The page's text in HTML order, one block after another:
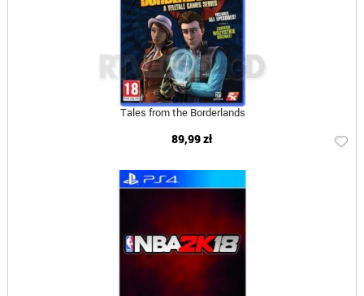
Tales from the Borderlands
89,99 zł